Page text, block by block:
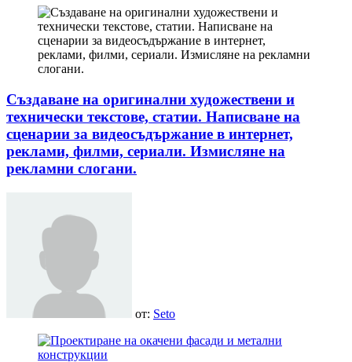
Създаване на оригинални художествени и
технически текстове, статии. Написване на
сценарии за видеосъдържание в интернет,
реклами, филми, сериали. Измисляне на
рекламни слогани.
от: Seto